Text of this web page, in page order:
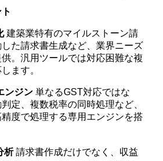
建築業特有のマイルストーン請
た請求書生成など、業界ニーズ
。汎用ツールでは対応困難な複
ます。
ンジン 単なるGST対応ではな
定、複数税率の同時処理など、
度で処理する専用エンジンを搭
析請求書作成だけでなく、収益